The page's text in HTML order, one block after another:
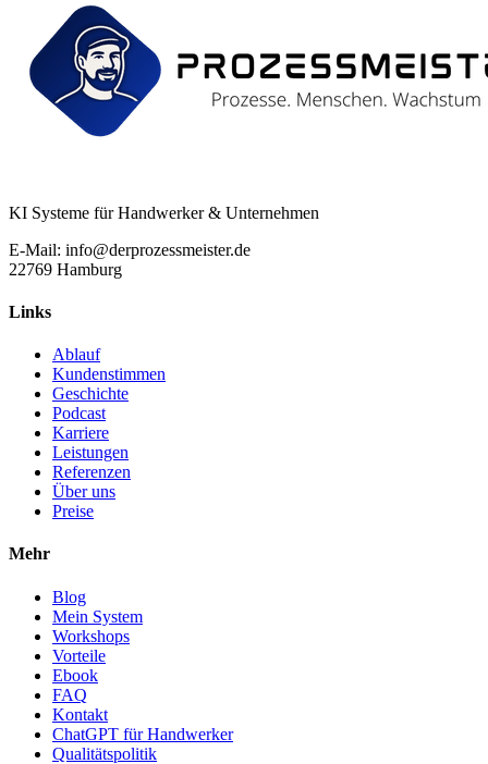
KI Systeme für Handwerker & Unternehmen
E-Mail: info@derprozessmeister.de
22769 Hamburg
Links
Ablauf
Kundenstimmen
Geschichte
Podcast
Karriere
Leistungen
Referenzen
Über uns
Preise
Mehr
Blog
Mein System
Workshops
Vorteile
Ebook
FAQ
Kontakt
ChatGPT für Handwerker
Qualitätspolitik